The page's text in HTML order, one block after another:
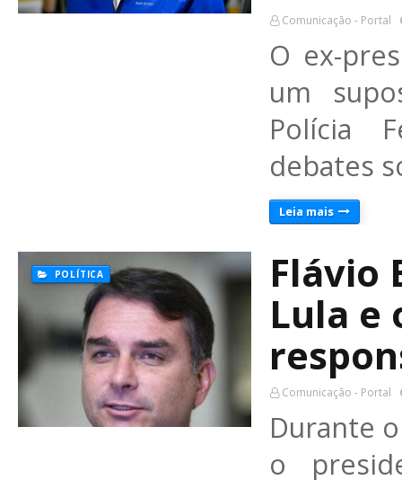
Comunicação - Portal
O ex-
um
Polícia
debates
Leia mais
POLÍTICA
Flávio
Lula e
Comunicação - Portal
Durante
o